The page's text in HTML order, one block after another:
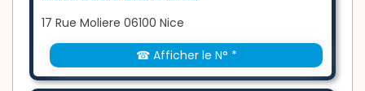
17 Rue Moliere 06100 Nice
☎ Afficher le N° *